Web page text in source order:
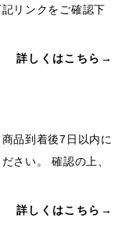
リンクをご確認下
詳しくはこちら→
品到着後7日以内に
さい。 確認の上、
詳しくはこちら→